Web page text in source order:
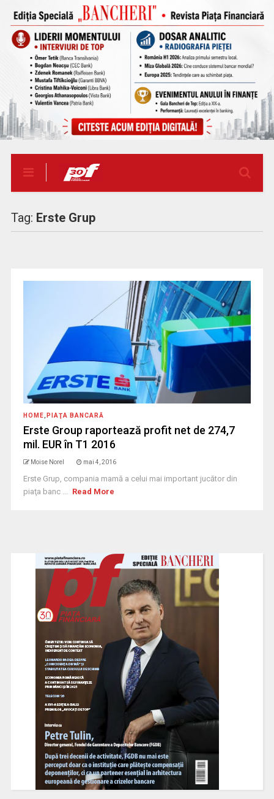
Tag: Erste Grup
HOME PIAŢA BANCARĂ
Erste Group raportează profit net de 274,7
mil. EUR în T1 2016
Moise Norel mai 4, 2016
Erste Grup, compania mamă a celui mai important jucător din
piaţa banc ... Read More